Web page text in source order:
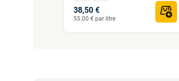
38,50 €
55.00 € par litre